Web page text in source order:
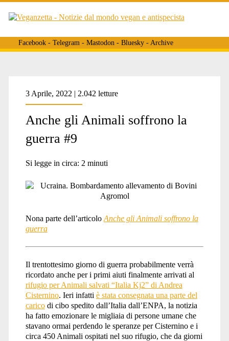
Facebook- Telegram- Mastodon- Bluesky- Archive
Tag:
<span>enpa</span>
3 Aprile, 2022 | 2.042 letture
Anche gli Animali soffrono la
guerra #9
Si legge in circa: 2 minuti
Nona parte dell’articolo Anche gli Animali soffrono la
guerra
Il trentottesimo giorno di guerra probabilmente verrà
ricordato anche per i primi aiuti finalmente arrivati al
rifugio per Animali salvati “Italia Kj2” di Andrea
Cisternino. Ieri infatti è stata consegnata una parte del
caricodi cibo spedito dall’Italia dall’ENPA, la notizia
ha fatto emozionare le migliaia di persone umane che
stavano ormai perdendo le speranze per Cisternino e i
circa 450 Animali ospitati nel suo rifugio, che da giorni